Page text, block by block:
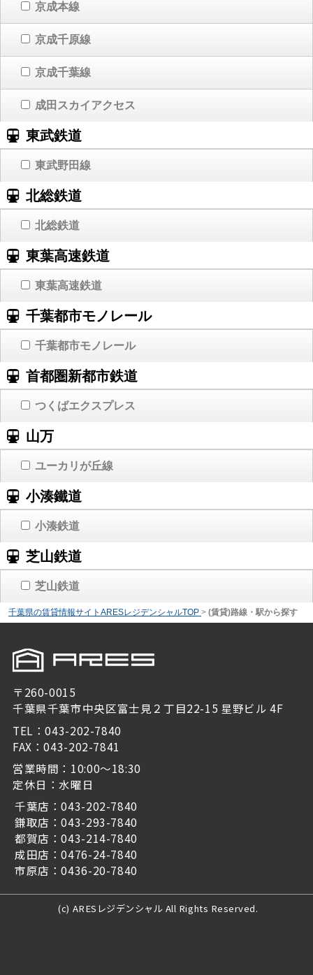
京成本線
京成千原線
京成千葉線
成田スカイアクセス
東武鉄道
東武野田線
北総鉄道
北総鉄道
東葉高速鉄道
東葉高速鉄道
千葉都市モノレール
千葉都市モノレール
首都圏新都市鉄道
つくばエクスプレス
山万
ユーカリが丘線
小湊鐵道
小湊鉄道
芝山鉄道
芝山鉄道
千葉県の賃貸情報サイトARESレジデンシャルTOP > (賃貸)路線・駅から探す
〒260-0015
千葉県千葉市中央区富士見２丁目22-15 星野ビル 4F
TEL：043-202-7840
FAX：043-202-7841
営業時間：10:00～18:30
定休日：水曜日
千葉店：043-202-7840
鎌取店：043-293-7840
都賀店：043-214-7840
成田店：0476-24-7840
市原店：0436-20-7840
(c) ARESレジデンシャル All Rights Reserved.